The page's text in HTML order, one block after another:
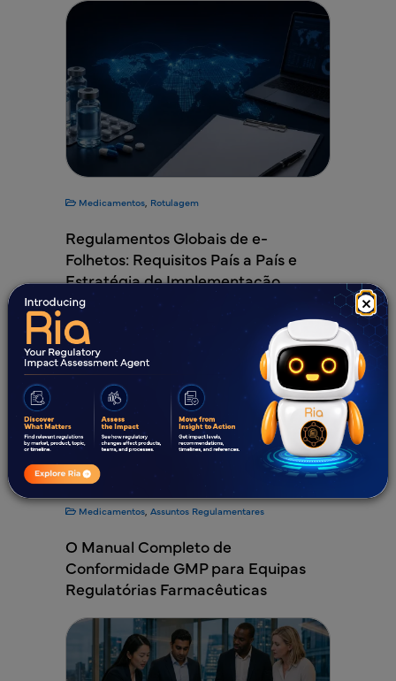
×
Medicamentos, Rotulagem
Regulamentos Globais de e-
Folhetos: Requisitos País a País e
Estratégia de Implementação
Medicamentos Assuntos Regulamentares
O Manual Completo de
Conformidade GMP para Equipas
Regulatórias Farmacêuticas